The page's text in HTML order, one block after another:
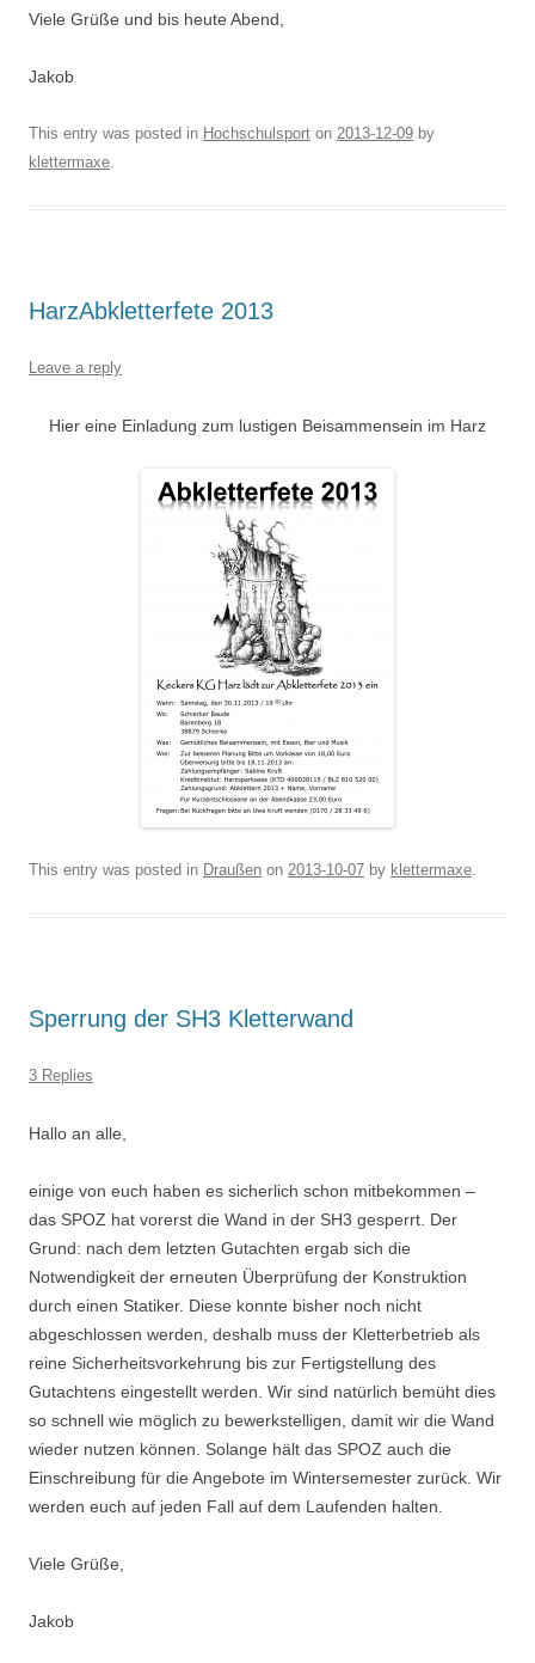
Viele Grüße und bis heute Abend,
Jakob
This entry was posted in Hochschulsport on 2013-12-09 by
klettermaxe
HarzAbkletterfete 2013
Leave a reply
Hier eine Einladung zum lustigen Beisammensein im Harz
This entry was posted in Draußen on 2013-10-07 by klettermaxe
Sperrung der SH3 Kletterwand
3 Replies
Hallo an alle,
einige von euch haben es sicherlich schon mitbekommen –
das SPOZ hat vorerst die Wand in der SH3 gesperrt. Der
Grund: nach dem letzten Gutachten ergab sich die
Notwendigkeit der erneuten Überprüfung der Konstruktion
durch einen Statiker. Diese konnte bisher noch nicht
abgeschlossen werden, deshalb muss der Kletterbetrieb als
reine Sicherheitsvorkehrung bis zur Fertigstellung des
Gutachtens eingestellt werden. Wir sind natürlich bemüht dies
so schnell wie möglich zu bewerkstelligen, damit wir die Wand
wieder nutzen können. Solange hält das SPOZ auch die
Einschreibung für die Angebote im Wintersemester zurück. Wir
werden euch auf jeden Fall auf dem Laufenden halten.
Viele Grüße,
Jakob